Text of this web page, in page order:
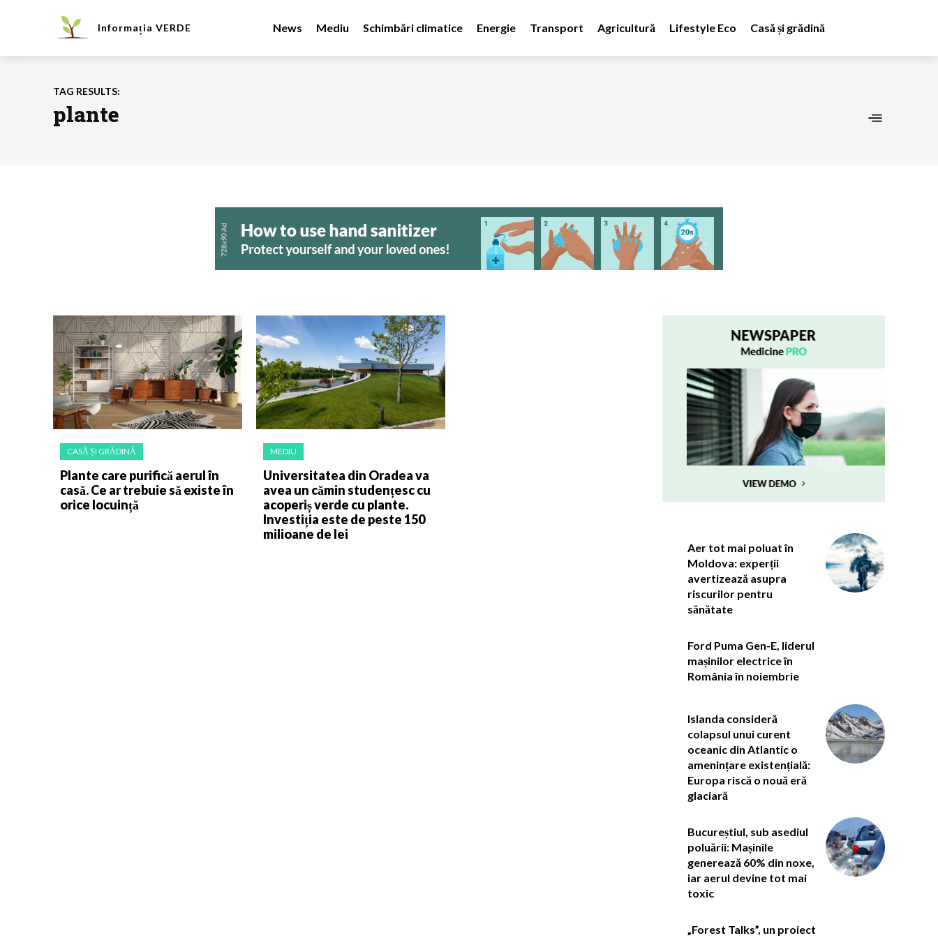
Informația VERDE News Mediu Schimbări climatice Energie Transport Agricultură Lifestyle Eco Casă și grădină
TAG RESULTS:
plante
CASĂ ȘI GRĂDINĂ
Plante care purifică aerul în
casă. Ce ar trebuie să existe în
orice locuință
MEDIU
Universitatea din Oradea va
avea un cămin studențesc cu
acoperiș verde cu plante.
Investiția este de peste 150
milioane de lei
Aer tot mai poluat în
Moldova: experții
avertizează asupra
riscurilor pentru
sănătate
Ford Puma Gen-E, liderul
mașinilor electrice în
România în noiembrie
Islanda consideră
colapsul unui curent
oceanic din Atlantic o
amenințare existențială:
Europa riscă o nouă eră
glaciară
Bucureștiul, sub asediul
poluării: Mașinile
generează 60% din noxe,
iar aerul devine tot mai
toxic
„Forest Talks”, un proiect